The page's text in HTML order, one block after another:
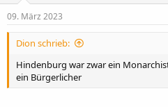
09. März 2023
Dion schrieb:
Hindenburg war zwar ein
ein Bürgerlicher